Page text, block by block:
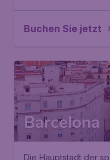
Buchen Sie jetzt
Barcelona
Die Hauptstadt der